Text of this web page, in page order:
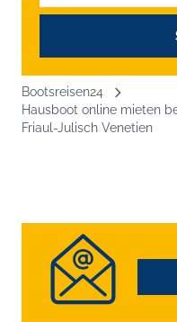
Bootsreisen24
Hausboot online mieten
Friaul-Julisch Venetien